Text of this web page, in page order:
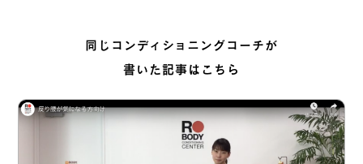
同じコンディショニングコーチが
書いた記事はこちら